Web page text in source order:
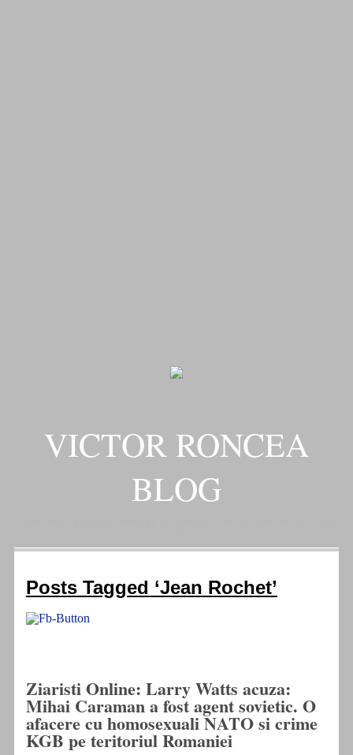
VICTOR RONCEA
BLOG
Posts Tagged ‘Jean Rochet’
Ziaristi Online: Larry Watts acuza:
Mihai Caraman a fost agent sovietic. O
afacere cu homosexuali NATO si crime
KGB pe teritoriul Romaniei